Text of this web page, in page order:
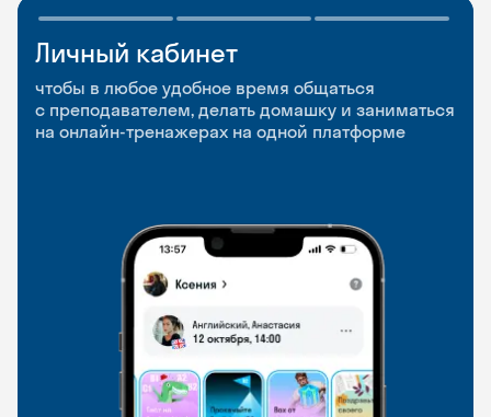
Личный кабинет
чтобы в любое удобное время общаться
с преподавателем, делать домашку и заниматься
на онлайн-тренажерах на одной платформе
Мобильное
приложение
чтобы заниматься и изучать новые слова где
и когда удобно
Разговорные клубы
и Talks
Групповые занятия для разговорной практики
и индивидуальные встречи с преподавателями